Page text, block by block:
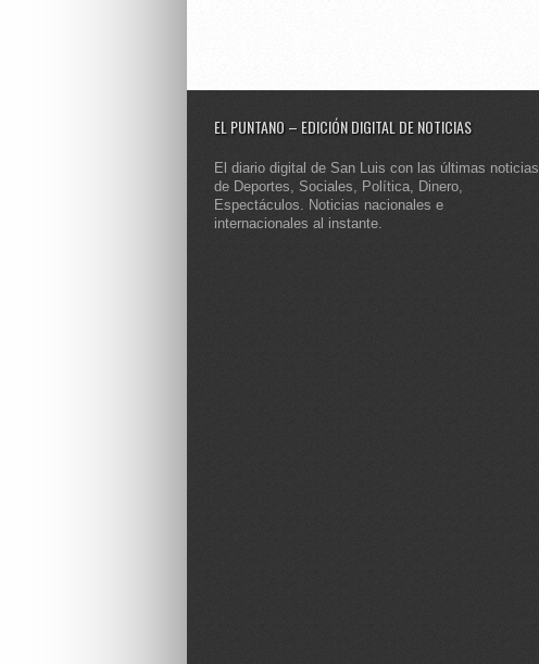
EL PUNTANO – EDICIÓN DIGITAL DE NOTICIAS
El diario digital de San Luis con las últimas noticias
de Deportes, Sociales, Política, Dinero,
Espectáculos. Noticias nacionales e
internacionales al instante.